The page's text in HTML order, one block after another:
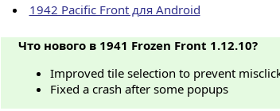
1942 Pacific Front для Android
Что нового в 1941 Frozen Front 1.12.10?
Improved tile selection to prevent
Fixed a crash after some popups